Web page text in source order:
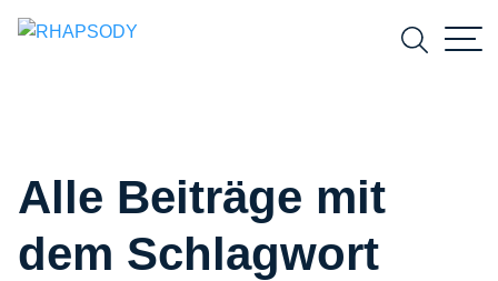
Suchen
Alle Beiträge mit
dem Schlagwort